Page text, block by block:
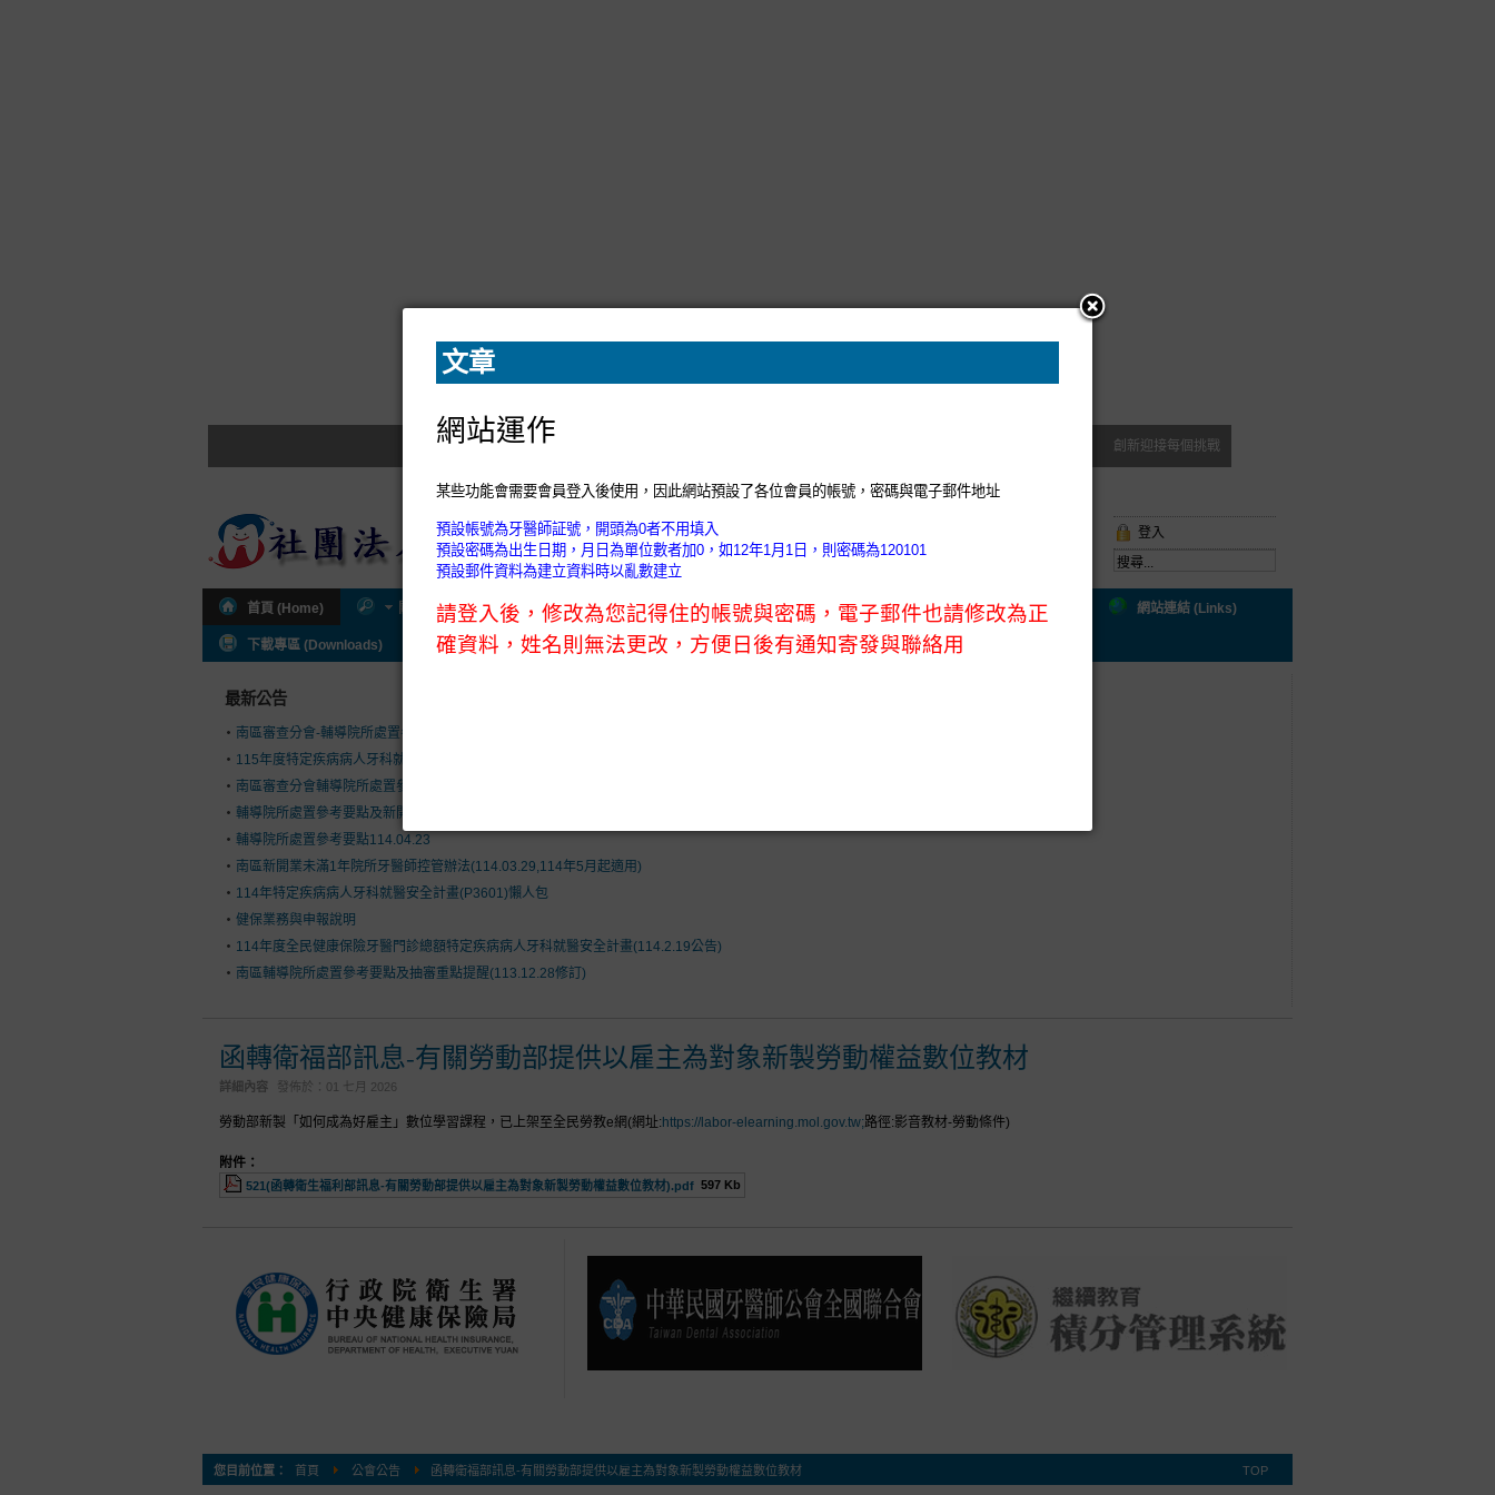
創新迎接每個挑戰
登入
首頁 (Home) 關於公會 (About) 會務公告 (News) 會員天地 (Members) 口衛教室 (Oral Health) 網站連結 (Links)
下載專區 (Downloads) 公會通知 (Information)
最新公告
南區審查分會-輔導院所處置參考要點及新開執業未滿1年控管辦法及新開業額度及抽審原則
115年度特定疾病病人牙科就醫安全計畫(P3601C)
南區審查分會輔導院所處置參考要點(114.9.11通過).
輔導院所處置參考要點及新開執業控管辦法(114.4.17)
輔導院所處置參考要點114.04.23
南區新開業未滿1年院所牙醫師控管辦法(114.03.29,114年5月起適用)
114年特定疾病病人牙科就醫安全計畫(P3601)懶人包
健保業務與申報說明
114年度全民健康保險牙醫門診總額特定疾病病人牙科就醫安全計畫(114.2.19公告)
南區輔導院所處置參考要點及抽審重點提醒(113.12.28修訂)
函轉衛福部訊息-有關勞動部提供以雇主為對象新製勞動權益數位教材
詳細內容 發佈於： 01 七月 2026
勞動部新製「如何成為好雇主」數位學習課程，已上架至全民勞教e網(網址: https://labor-elearning.mol.gov.tw;路徑:影音教材-勞動條件)
附件：
521(函轉衛生福利部訊息-有關勞動部提供以雇主為對象新製勞動權益數位教材).pdf 597 Kb
您目前位置： 首頁 公會公告 函轉衛福部訊息-有關勞動部提供以雇主為對象新製勞動權益數位教材 TOP